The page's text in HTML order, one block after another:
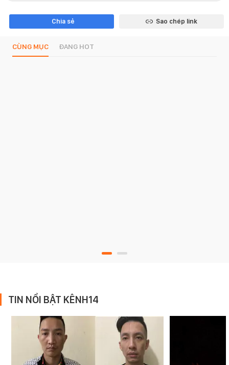
Chia sẻ Sao chép link
CÙNG MỤC ĐANG HOT
TIN NỔI BẬT KÊNH14